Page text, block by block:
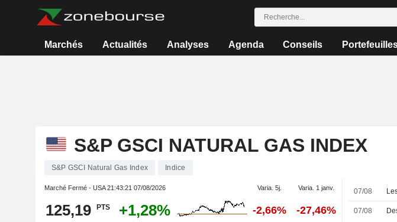
Marchés Actualités Analyses Agenda Conseils
S&P GSCI NATURAL GAS INDEX
S&P GSCI Natural Gas Index Indice
Marché Fermé - USA21:43:21 07/08/2026 Varia. 5j. Varia. 1 janv.
125,19 PTS +1,28% -2,66% -27,46%
07/08
07/08